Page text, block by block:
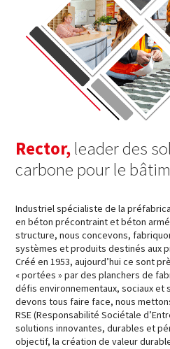
Rector,leader des
carbone pour le
Industriel spécialiste de la
en béton précontraint et béton
structure, nous concevons,
systèmes et produits destinés aux
Créé en 1953, aujourd’hui ce sont
« portées » par des planchers de
défis environnementaux, sociaux et
devons tous faire face, nous
RSE (Responsabilité Sociétale
solutions innovantes, durables et
objectif, la création de valeur